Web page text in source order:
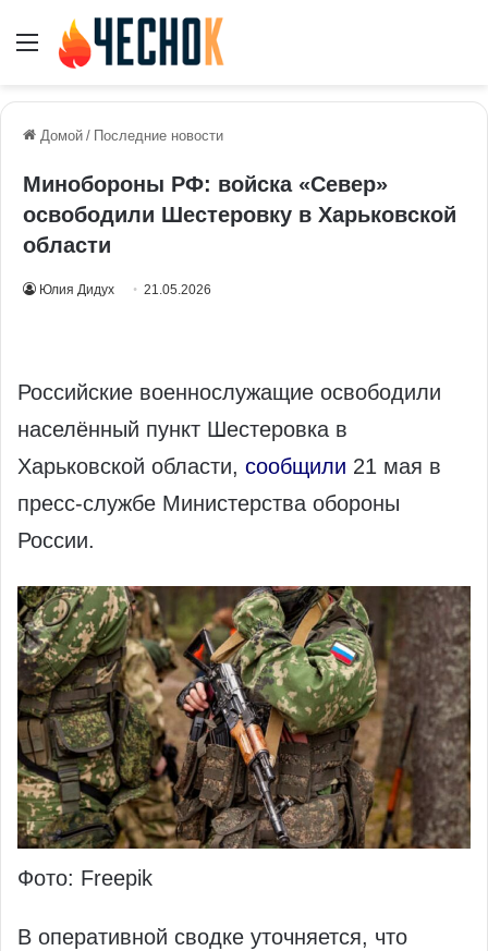
Меню
Домой / Последние новости
Минобороны РФ: войска «Север»
освободили Шестеровку в Харьковской
области
Юлия Дидух 21.05.2026
Российские военнослужащие освободили
населённый пункт Шестеровка в
Харьковской области, сообщили 21 мая в
пресс-службе Министерства обороны
России.
Фото: Freepik
В оперативной сводке уточняется, что